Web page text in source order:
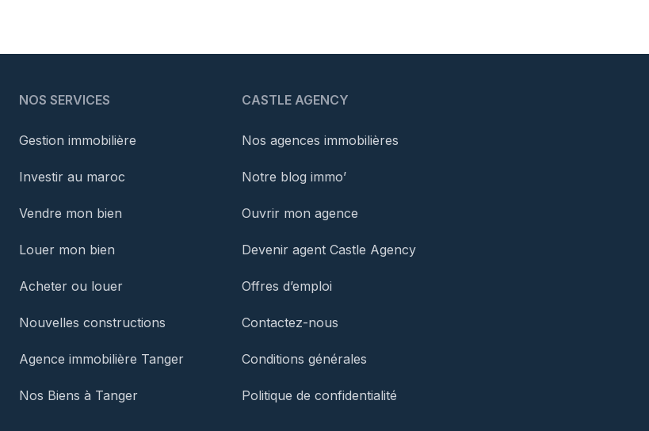
NOS SERVICES
Gestion immobilière
Investir au maroc
Vendre mon bien
Louer mon bien
Acheter ou louer
Nouvelles constructions
Agence immobilière Tanger
Nos Biens à Tanger
CASTLE AGENCY
Nos agences immobilières
Notre blog immo’
Ouvrir mon agence
Devenir agent Castle Agency
Offres d’emploi
Contactez-nous
Conditions générales
Politique de confidentialité